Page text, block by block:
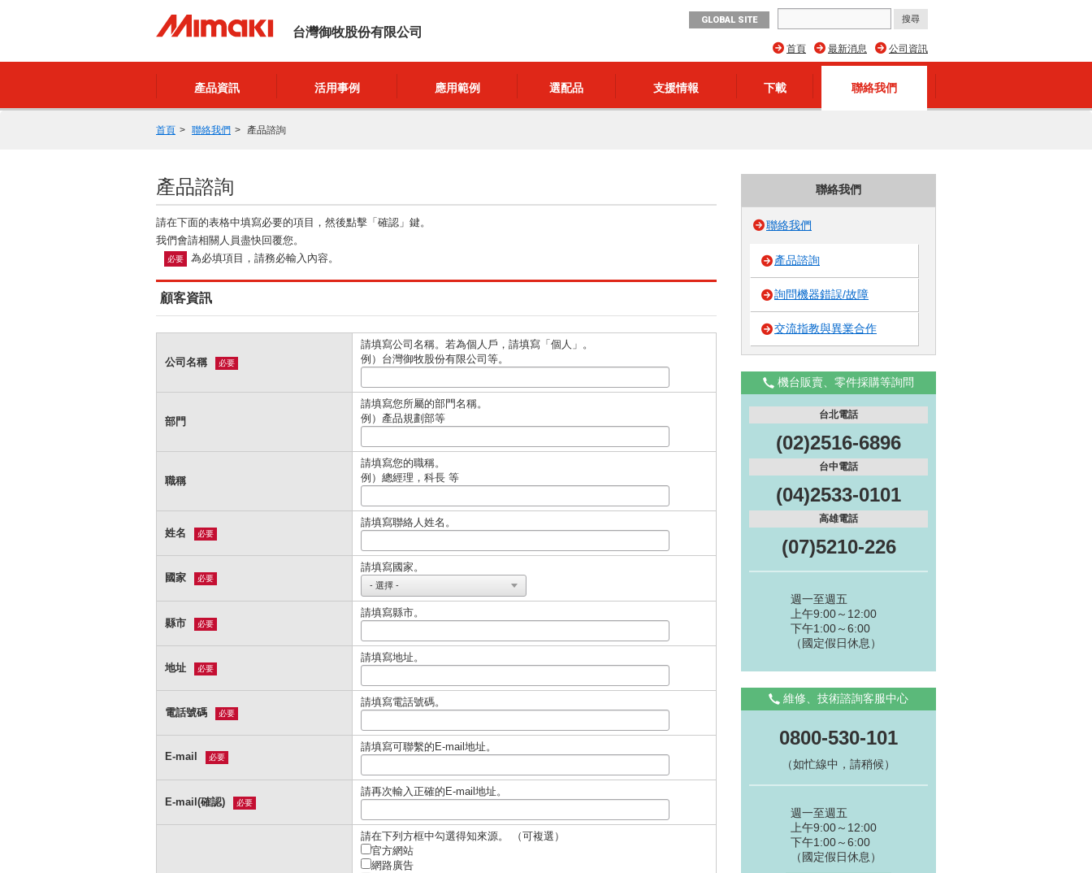
台灣御牧股份有限公司
GLOBAL SITE
公司資訊
最新消息
首頁
產品資訊 活用事例 應用範例 選配品 支援情報 下載 聯絡我們
首頁 聯絡我們 產品諮詢
產品諮詢
請在下面的表格中填寫必要的項目，然後點擊「確認」鍵。
我們會請相關人員盡快回覆您。
必要 為必填項目，請務必輸入內容。
顧客資訊
公司名稱 必要
請填寫公司名稱。若為個人戶，請填寫「個人」。
例）台灣御牧股份有限公司等。
部門
請填寫您所屬的部門名稱。
例）產品規劃部等
職稱
請填寫您的職稱。
例）總經理，科長 等
姓名 必要
請填寫聯絡人姓名。
國家 必要
請填寫國家。
縣市 必要
請填寫縣市。
地址 必要
請填寫地址。
電話號碼 必要
請填寫電話號碼。
E-mail 必要
請填寫可聯繫的E-mail地址。
E-mail(確認) 必要
請再次輸入正確的E-mail地址。
請在下列⽅框中勾選得知來源。 （可複選）
官⽅網站
網路廣告
聯絡我們
聯絡我們
產品諮詢
詢問機器錯誤/故障
交流指教與異業合作
機台販賣、零件採購等詢問
台北電話
(02)2516-6896
台中電話
(04)2533-0101
高雄電話
(07)5210-226
週一至週五
上午9:00～12:00
下午1:00～6:00
（國定假日休息）
維修、技術諮詢客服中心
0800-530-101
（如忙線中，請稍候）
週一至週五
上午9:00～12:00
下午1:00～6:00
（國定假日休息）